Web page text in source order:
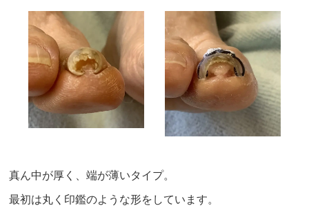
真ん中が厚く、端が薄いタイプ。
最初は丸く印鑑のような形をしています。